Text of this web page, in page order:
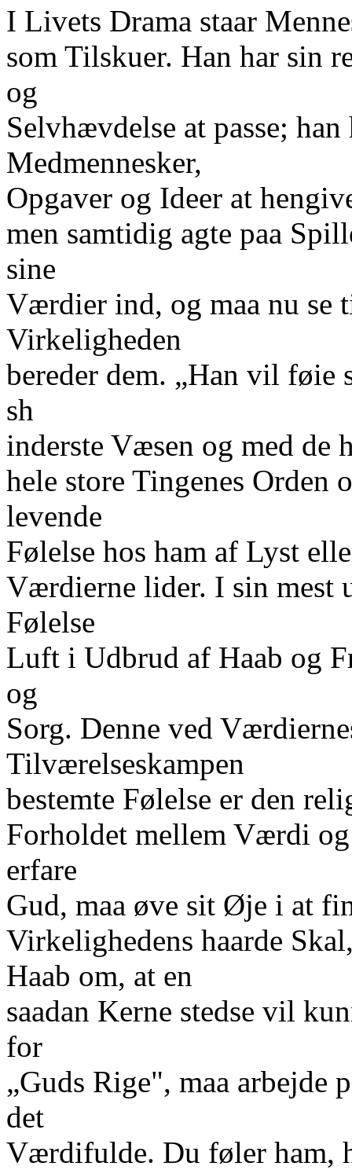
I Livets Drama staar
som Tilskuer. Han har sin
og
Selvhævdelse at passe;
Medmennesker,
Opgaver og Ideer at
men samtidig agte paa
sine
Værdier ind, og maa nu se
Virkeligheden
bereder dem. „Han vil føie
sh
inderste Væsen og med de
hele store Tingenes Orden
levende
Følelse hos ham af Lyst
Værdierne lider. I sin mest
Følelse
Luft i Udbrud af Haab og
og
Sorg. Denne ved
Tilværelseskampen
bestemte Følelse er den
Forholdet mellem Værdi
erfare
Gud, maa øve sit Øje i at
Virkelighedens haarde
Haab om, at en
saadan Kerne stedse vil
for
„Guds Rige", maa arbejde
det
Værdifulde. Du føler ham,